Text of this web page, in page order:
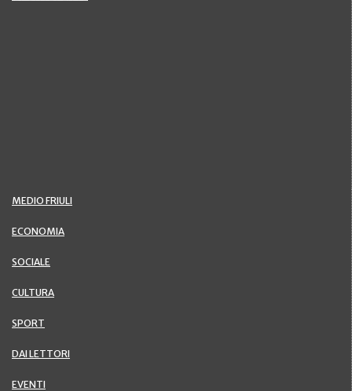
MEDIO FRIULI
ECONOMIA
SOCIALE
CULTURA
SPORT
DAI LETTORI
EVENTI